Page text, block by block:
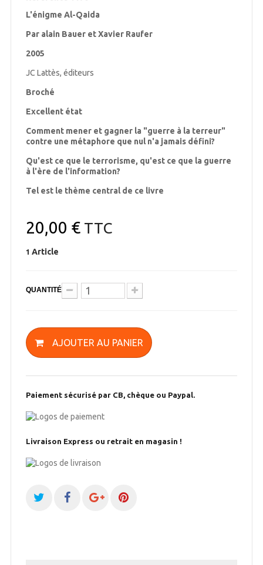
L'énigme Al-Qaida
Par alain Bauer et Xavier Raufer
2005
JC Lattès, éditeurs
Broché
Excellent état
Comment mener et gagner la "guerre à la terreur"
contre une métaphore que nul n'a jamais défini?
Qu'est ce que le terrorisme, qu'est ce que la guerre
à l'ère de l'information?
Tel est le thème central de ce livre
20,00 €TTC
1 Article
QUANTITÉ
AJOUTER AU PANIER
Paiement sécurisé par CB, chèque ou Paypal.
Livraison Express ou retrait en magasin !